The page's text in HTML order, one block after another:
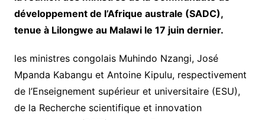
développement de l’Afrique australe (SADC),
tenue à Lilongwe au Malawi le 17 juin dernier.
les ministres congolais Muhindo Nzangi, José
Mpanda Kabangu et Antoine Kipulu, respectivement
de l’Enseignement supérieur et universitaire (ESU),
de la Recherche scientifique et innovation